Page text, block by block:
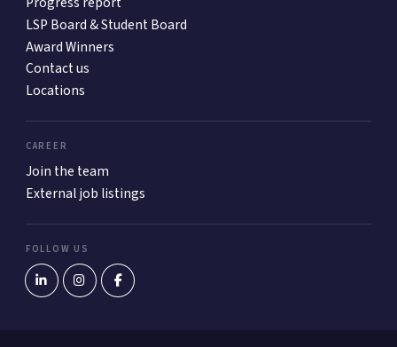
LSP Board & Student Board
Award Winners
Contact us
Locations
CAREER
Join the team
External job listings
FOLLOW US